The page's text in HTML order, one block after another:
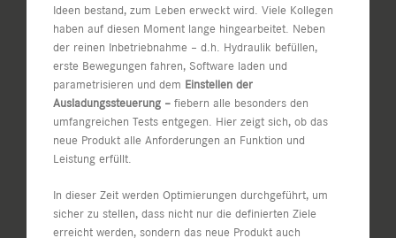
Ideen bestand, zum Leben erweckt wird. Viele Kollegen
haben auf diesen Moment lange hingearbeitet. Neben
der reinen Inbetriebnahme – d.h. Hydraulik befüllen,
erste Bewegungen fahren, Software laden und
parametrisieren und dem Einstellen der
Ausladungssteuerung – fiebern alle besonders den
umfangreichen Tests entgegen. Hier zeigt sich, ob das
neue Produkt alle Anforderungen an Funktion und
Leistung erfüllt.
In dieser Zeit werden Optimierungen durchgeführt, um
sicher zu stellen, dass nicht nur die definierten Ziele
erreicht werden, sondern das neue Produkt auch